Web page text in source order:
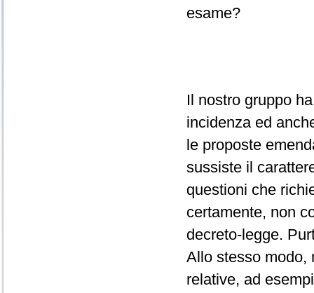
esame?
Il nostro gruppo
incidenza ed
le proposte
sussiste il
questioni che
certamente, non
decreto-legge.
Allo stesso modo,
relative, ad